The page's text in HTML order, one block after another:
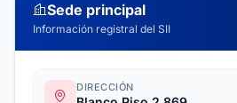
Sede principal
Información registral del SII
DIRECCIÓN